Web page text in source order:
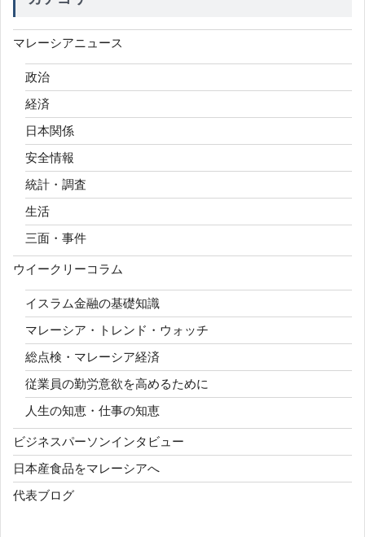
マレーシアニュース
政治
経済
日本関係
安全情報
統計・調査
生活
三面・事件
ウイークリーコラム
イスラム金融の基礎知識
マレーシア・トレンド・ウォッチ
総点検・マレーシア経済
従業員の勤労意欲を高めるために
人生の知恵・仕事の知恵
ビジネスパーソンインタビュー
日本産食品をマレーシアへ
代表ブログ